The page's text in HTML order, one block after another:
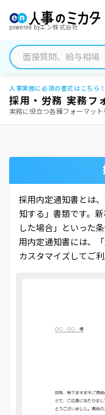
powered byエン株式会社
人事実務に必須の書式はこちら！
採用・労務 実務フ
実務に役立つ各種フォーマッ
採用内定通知書とは
知する」書類です。
した場合」といった
用内定通知書には、
カスタマイズしてご利